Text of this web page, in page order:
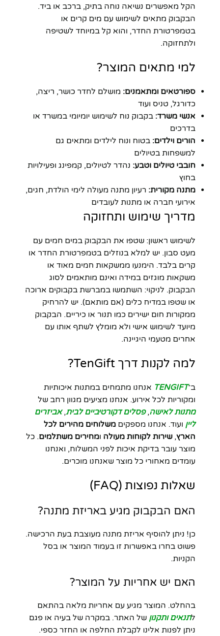
הקל מאפשרים נשיאה נוחה בתיק, ברכב או ביד.
הבקבוק מתאים לשימוש עם מים קרים או
בטמפרטורת החדר, והוא קל במיוחד לשטיפה
ולתחזוקה.
למי מתאים המוצר?
ספורטאים ומתאמנים: מושלם לחדר כושר, ריצה,
כדורגל, טניס ועוד
אנשי משרד: בקבוק נוח לשימוש יומיומי במשרד או
בדרכים
הורים וילדים: בטוח ונוח לילדים ומתאים גם
למשפחות בטיולים
חובבי טיולים וטבע: נהדר לטיולים, קמפינג ופעילויות
בחוץ
מתנה מקורית: רעיון מתנה מעולה לימי הולדת, חגים,
אירועי חברה או מתנות לעובדים
מדריך שימוש ותחזוקה
לשימוש ראשון: שטפו את הבקבוק במים חמים עם
מעט סבון. יש למלא בנוזלים בטמפרטורת החדר או
קרים בלבד. הימנעו ממשקאות חמים מאוד או
משקאות מוגזים במידה ואינם מותאמים לסוג
הבקבוק. לניקוי: השתמשו במברשת בקבוקים ארוכה
או שטפו במדיח כלים (אם מותאם). יש להרחיק
ממקורות חום ישירים כמו תנור או כיריים. הבקבוק
מיועד לשימוש אישי ולא מומלץ לשתף אותו עם
אחרים מטעמי היגיינה.
למה לקנות דרך TenGift?
ב־TENGIFT אנחנו מתמחים במתנות איכותיות
ומקוריות לכל אירוע. אנחנו מציעים מגוון רחב של
מתנות לאישה,פסלים דקורטיביים לבית,אביזרים
ליין ועוד. אנחנו מספקים משלוחים מהירים לכל
הארץ, שירות לקוחות מעולה ומחירים משתלמים. כל
מוצר עובר בדיקת איכות לפני המשלוח, ואנחנו
עומדים מאחורי כל מוצר שאנחנו מוכרים.
שאלות נפוצות (FAQ)
האם הבקבוק מגיע באריזת מתנה?
כן! ניתן להוסיף אריזת מתנה מעוצבת בעת הרכישה.
פשוט בחרו באפשרות זו בעמוד המוצר או בסל
הקניות.
האם יש אחריות על המוצר?
בהחלט. המוצר מגיע עם אחריות מלאה בהתאם
לתנאים ותקנון של האתר. במקרה של בעיה או פגם
ניתן לפנות אלינו לקבלת החלפה או החזר כספי.